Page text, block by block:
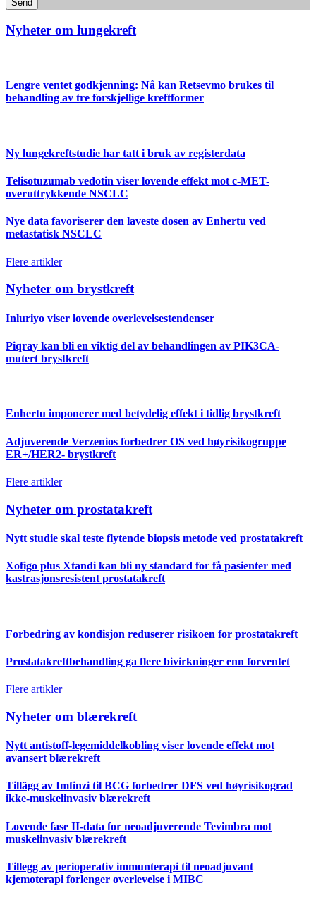
Send
Nyheter om lungekreft
Lengre ventet godkjenning: Nå kan Retsevmo brukes til
behandling av tre forskjellige kreftformer
Ny lungekreftstudie har tatt i bruk av registerdata
Telisotuzumab vedotin viser lovende effekt mot c-MET-
overuttrykkende NSCLC
Nye data favoriserer den laveste dosen av Enhertu ved
metastatisk NSCLC
Flere artikler
Nyheter om brystkreft
Inluriyo viser lovende overlevelsestendenser
Piqray kan bli en viktig del av behandlingen av PIK3CA-
mutert brystkreft
Enhertu imponerer med betydelig effekt i tidlig brystkreft
Adjuverende Verzenios forbedrer OS ved høyrisikogruppe
ER+/HER2- brystkreft
Flere artikler
Nyheter om prostatakreft
Nytt studie skal teste flytende biopsis metode ved prostatakreft
Xofigo plus Xtandi kan bli ny standard for få pasienter med
kastrasjonsresistent prostatakreft
Forbedring av kondisjon reduserer risikoen for prostatakreft
Prostatakreftbehandling ga flere bivirkninger enn forventet
Flere artikler
Nyheter om blærekreft
Nytt antistoff-legemiddelkobling viser lovende effekt mot
avansert blærekreft
Tillägg av Imfinzi til BCG forbedrer DFS ved høyrisikograd
ikke-muskelinvasiv blærekreft
Lovende fase II-data for neoadjuverende Tevimbra mot
muskelinvasiv blærekreft
Tillegg av perioperativ immunterapi til neoadjuvant
kjemoterapi forlenger overlevelse i MIBC